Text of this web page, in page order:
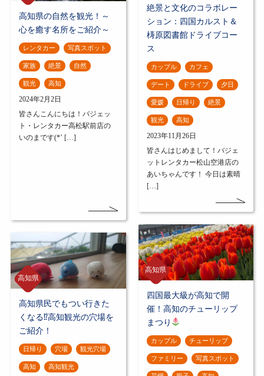
高知県の自然を観光！～
心を癒す名所をご紹介～
レンタカー 写真スポット
家族 絶景 自然
観光 高知
2024年2月2日
皆さんこんにちは！バジェッ
ト・レンタカー高松駅前店の
いのまです(*’ […]
絶景と文化のコラボレー
ション：四国カルスト＆
梼原図書館ドライブコー
ス
カップル カフェ
デート ドライブ 夕日
愛媛 日帰り 絶景
観光 高知
2023年11月26日
皆さんはじめまして！バジェ
ットレンタカー松山空港店の
あいちゃんです！ 今日は素晴
[…]
高知県
高知県民でもつい行きた
くなる⁉高知観光の穴場を
ご紹介！
日帰り 穴場 観光穴場
高知 高知観光
高知県
四国最大級が高知で開
催！高知のチューリップ
まつり
カップル チューリップ
ファミリー 写真スポット